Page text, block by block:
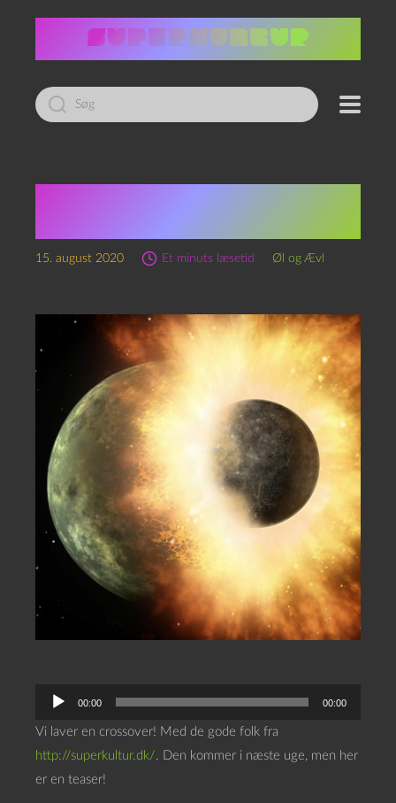
Led
efter:
15. august 2020 Et minuts læsetid Øl og Ævl
00:00 00:00
Vi laver en crossover! Med de gode folk fra
http://superkultur.dk/. Den kommer i næste uge, men her
er en teaser!